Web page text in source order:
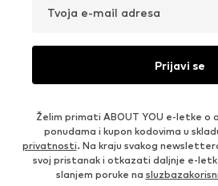
Tvoja e-mail adresa
Prijavi se
Želim primati ABOUT YOU e-letke o
ponudama i kupon kodovima u
privatnosti. Na kraju svakog
svoj pristanak i otkazati daljnje e-
slanjem poruke na